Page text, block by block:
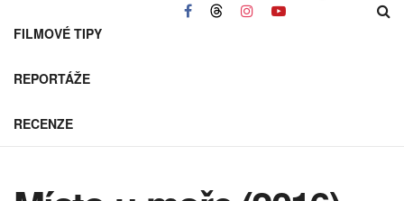
FILMOVÉ TIPY
REPORTÁŽE
RECENZE